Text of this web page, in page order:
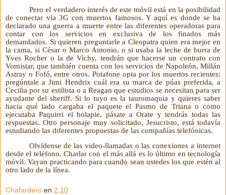
Pero el verdadero interés de este móvil está en la posibilidad
de conectar vía 3G con muertos famosos. Y aquí es donde se ha
declarado una guerra a muerte entre las diferentes operadoras para
contar con los servicios en exclusiva de los finados más
demandados. Si quieren preguntarle a Cleopatra quien era mejor en
la cama, si César o Marco Antonio, o si usaba la leche de burra de
Yves Rocher o la de Vichy, tendrán que hacerse un contrato con
Vomistar, que también cuenta con los servicios de Napoleón, Millán
Astray o Fofó, entre otros. Potafone opta por los muertos recientes:
pregúntale a Jimi Hendrix cuál era su marca de púas preferida, a
Cecilia por su estilista o a Reagan que estudios se necesitan para ser
ayudante del sheriff. Si lo tuyo es la tauromaquia y quieres saber
hacia qué lado cargaba el paquete el Pasmo de Triana o como
ejecutaba Paquirri el bolapie, pásate a Orate y tendrás todas las
respuestas. Otro personaje muy solicitado, Jesucristo, está todavía
estudiando las diferentes propuestas de las compañías telefónicas.
Olvídense de las video-llamadas o las conexiones a internet
desde el teléfono. Charlar con el más allá es lo último en tecnología
móvil. Vayan practicando para cuando sean ustedes los que estén al
otro lado de la línea.
Chafardero en 2:10